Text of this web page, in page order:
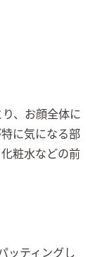
、お顔全体に
に気になる部
粧水などの前
ッティングし